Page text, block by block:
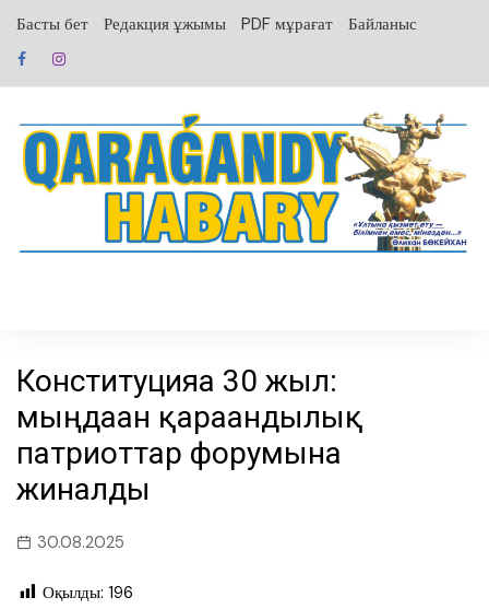
содержанию
Басты бет Редакция ұжымы PDF мұрағат Байланыс
Конституцияға 30 жыл:
мыңдаған қарағандылық
патриоттар форумына
жиналды
30.08.2025
Оқылды: 196